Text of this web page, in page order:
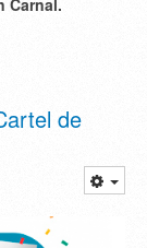
Carnal.
de